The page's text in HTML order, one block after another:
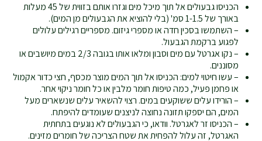
הכניסו גבעולים אל תוך מיכל מים וגזרו אותם בזווית של 45 מעלות
באורך של 1-1.5 סמ' (בלי להוציא את הגבעולים מן המים).
– השתמשו בסכין חדה או מספרי גיזום. מספריים רגילים עלולים
לפגוע ברקמת הגבעול.
– נקו אגרטל עם מים וסבון ומלאו אותו בגובה 2/3 במים מיושבים או
מסוננים.
– עשו חיטוי למים: הכניסו אל תוך המים מוצר מכסף, חצי כדור אקמול
או פחמן פעיל, כמה טיפות חומר מלבין או כל חומר ניקוי אחר.
– הורידו עלים ששוקעים במים. רצוי להשאיר עלים שנשארים מעל
המים, הם יספקו תזונה נחוצה לניצנים שעומדים להיפתח.
– הכניסו זר לאגרטל. וודאו, כי הגבעולים לא נוגעים בתחתית
האגרטל, זה עלול להפחית את שטח הצריכה של חומרים מזינים.